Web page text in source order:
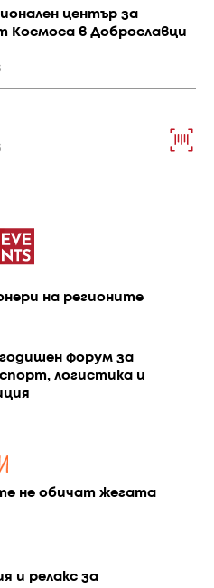
център за
Космоса в Доброславци
на регионите
форум за
логистика и
не обичат жегата
и релакс за